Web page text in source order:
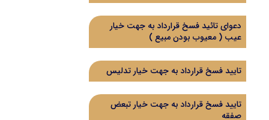
دعوای تائید فسخ قرارداد به جهت خیار
عیب ( معیوب بودن مبیع )
تایید فسخ قرارداد به جهت خیار تدلیس
تایید فسخ قرارداد به جهت خیار تبعض
صفقه